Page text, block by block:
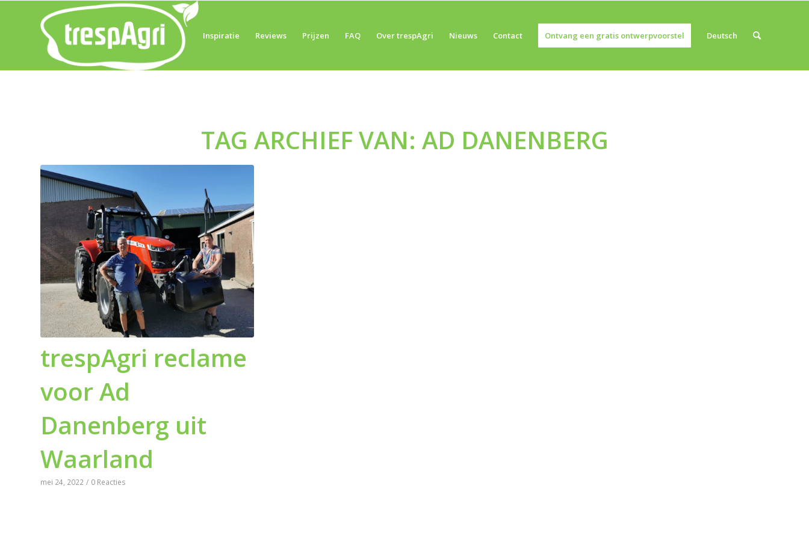
Inspiratie Reviews Prijzen FAQ Over trespAgri Nieuws Contact Ontvang een gratis ontwerpvoorstel Deutsch
TAG ARCHIEF VAN: AD DANENBERG
trespAgri reclame
voor Ad
Danenberg uit
Waarland
mei 24, 2022 / 0 Reacties